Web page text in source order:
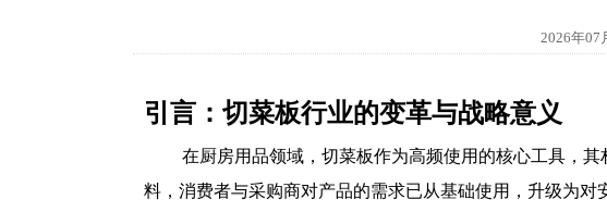
2026年
引言：切菜板行业的变革与战略意义
在厨房用品领域，切菜板作为高频使用的核心工具，
料，消费者与采购商对产品的需求已从基础使用，升级为